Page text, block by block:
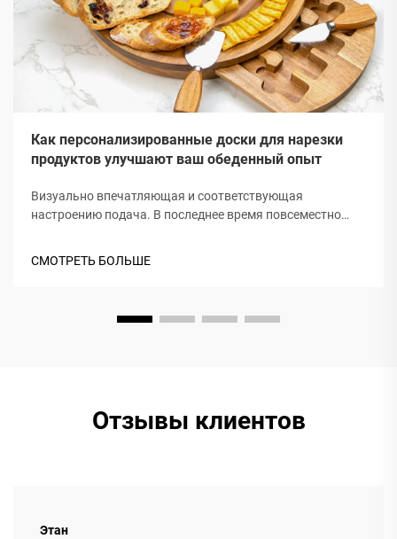
Как персонализированные доски для нарезки
продуктов улучшают ваш обеденный опыт
Визуально впечатляющая и соответствующая
настроению подача. В последнее время повсеместно
уютную атмосферу...
СМОТРЕТЬ БОЛЬШЕ
Отзывы клиентов
Этан